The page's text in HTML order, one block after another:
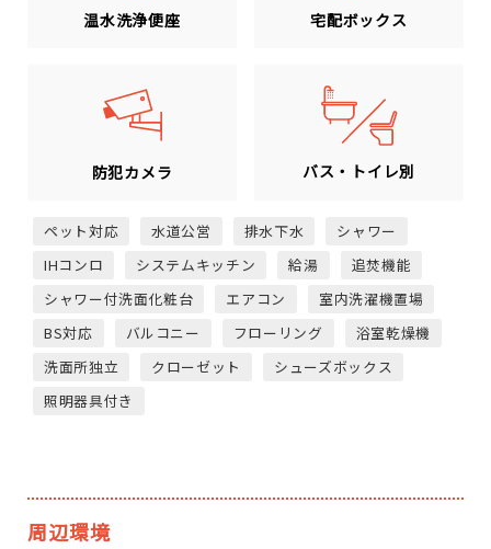
温水洗浄便座 宅配ボックス
防犯カメラ バス・トイレ別
ペット対応 水道公営 排水下水
シャワー
IHコンロ
システムキッチン 給湯
追焚機能
シャワー付洗面化粧台
エアコン
室内洗濯機置場
BS対応
バルコニー フローリング
浴室乾燥機
洗面所独立
クローゼット
シューズボックス
照明器具付き
周辺環境